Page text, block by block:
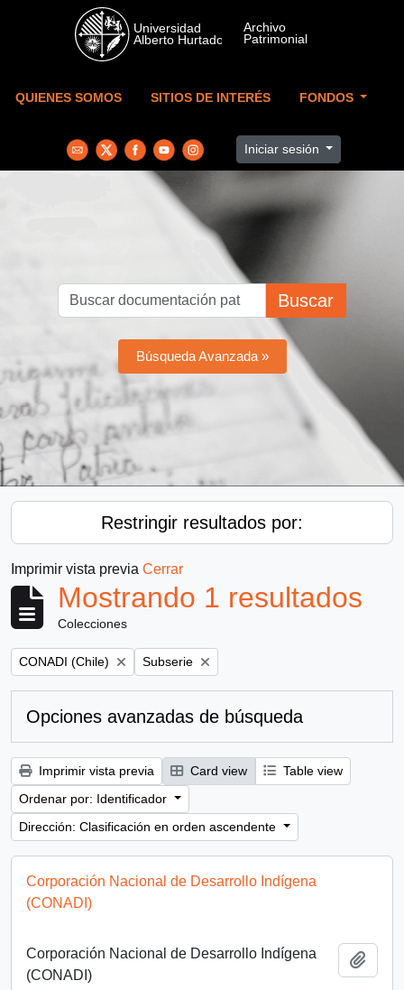
Skip to main content
QUIENES SOMOS SITIOS DE INTERÉS FONDOS
Iniciar sesión
Buscar
Búsqueda Avanzada »
Restringir resultados por:
Imprimir vista previa Cerrar
Mostrando 1 resultados
Colecciones
Remove filter:
CONADI (Chile) Remove filter:
Subserie
Opciones avanzadas de búsqueda
Imprimir vista previa Card view
Table view
Ordenar por: Identificador
Dirección: Clasificación en orden ascendente
Corporación Nacional de Desarrollo Indígena
(CONADI)
Corporación Nacional de Desarrollo Indígena
(CONADI)